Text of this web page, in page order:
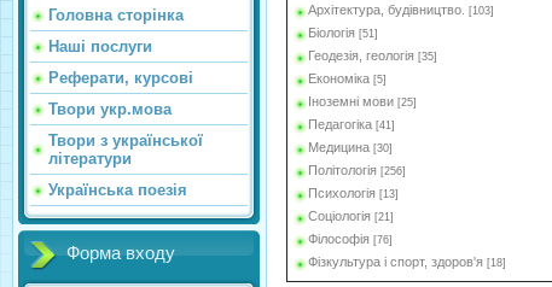
Головна сторінка
Наші послуги
Реферати, курсові
Твори укр.мова
Твори з української
літератури
Українська поезія
Форма входу
Архітектура, будівництво. [103]
Біологія [51]
Геодезія, геологія [35]
Економіка [5]
Іноземні мови [25]
Педагогіка [41]
Медицина [30]
Політологія [256]
Психологія [13]
Соціологія [21]
Філософія [76]
Фізкультура і спорт, здоров'я [18]